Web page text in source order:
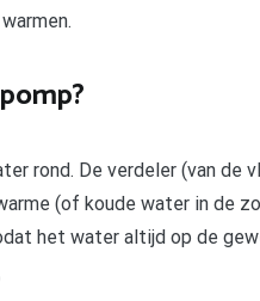
rond. De verdeler (van de
(of koude water in de
het water altijd op de